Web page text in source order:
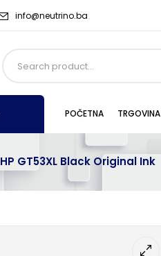
info@neutrino.ba
POČETNA TRGOVINA
HP GT53XL Black Original Ink